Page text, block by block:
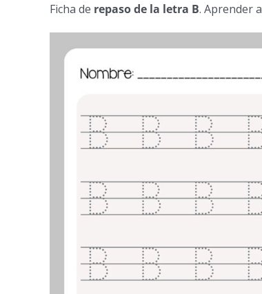
Ficha de repaso de la letra B. Aprender a